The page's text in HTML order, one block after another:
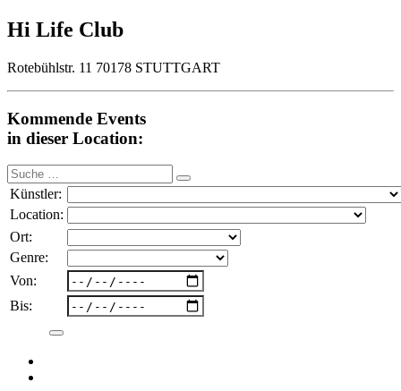
Hi Life Club
Rotebühlstr. 11 70178 STUTTGART
Kommende Events
in dieser Location:
Suche
nach:
Künstler:
Location:
Ort:
Genre:
Von:
Bis: